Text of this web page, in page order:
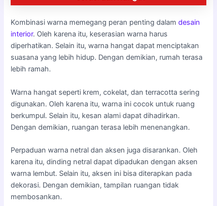
Kombinasi warna memegang peran penting dalamdesain
interior. Oleh karena itu, keserasian warna harus
diperhatikan. Selain itu, warna hangat dapat menciptakan
suasana yang lebih hidup. Dengan demikian, rumah terasa
lebih ramah.
Warna hangat seperti krem, cokelat, dan terracotta sering
digunakan. Oleh karena itu, warna ini cocok untuk ruang
berkumpul. Selain itu, kesan alami dapat dihadirkan.
Dengan demikian, ruangan terasa lebih menenangkan.
Perpaduan warna netral dan aksen juga disarankan. Oleh
karena itu, dinding netral dapat dipadukan dengan aksen
warna lembut. Selain itu, aksen ini bisa diterapkan pada
dekorasi. Dengan demikian, tampilan ruangan tidak
membosankan.